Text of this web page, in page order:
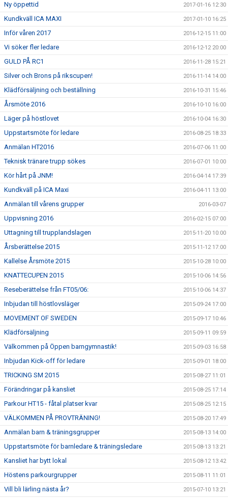
Ny öppettid 2017-01-16 12:30
Kundkväll ICA MAXI 2017-01-10 16:25
Inför våren 2017 2016-12-15 11:00
Vi söker fler ledare 2016-12-12 20:00
GULD PÅ RC1 2016-11-28 15:21
Silver och Brons på rikscupen! 2016-11-14 14:00
Klädförsäljning och beställning 2016-10-31 15:46
Årsmöte 2016 2016-10-10 16:00
Läger på höstlovet 2016-10-04 16:30
Uppstartsmöte för ledare 2016-08-25 18:33
Anmälan HT2016 2016-07-06 11:00
Teknisk tränare trupp sökes 2016-07-01 10:00
Kör hårt på JNM! 2016-04-14 17:39
Kundkväll på ICA Maxi 2016-04-11 13:00
Anmälan till vårens grupper 2016-03-07
Uppvisning 2016 2016-02-15 07:00
Uttagning till trupplandslagen 2015-11-20 10:00
Årsberättelse 2015 2015-11-12 17:00
Kallelse Årsmöte 2015 2015-10-28 10:00
KNATTECUPEN 2015 2015-10-06 14:56
Reseberättelse från FT05/06: 2015-10-06 14:37
Inbjudan till höstlovsläger 2015-09-24 17:00
MOVEMENT OF SWEDEN 2015-09-17 10:46
Klädförsäljning 2015-09-11 09:59
Välkommen på Öppen barngymnastik! 2015-09-03 16:58
Inbjudan Kick-off för ledare 2015-09-01 18:00
TRICKING SM 2015 2015-08-27 11:01
Förändringar på kansliet 2015-08-25 17:14
Parkour HT15 - fåtal platser kvar 2015-08-25 12:15
VÄLKOMMEN PÅ PROVTRÄNING! 2015-08-20 17:49
Anmälan barn & träningsgrupper 2015-08-13 14:00
Uppstartsmöte för barnledare & träningsledare 2015-08-13 13:21
Kansliet har bytt lokal 2015-08-12 13:42
Höstens parkourgrupper 2015-08-11 11:01
Vill bli lärling nästa år? 2015-07-10 13:21